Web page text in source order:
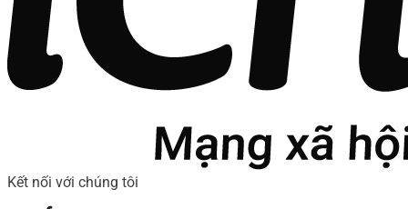
Kết nối với chúng tôi